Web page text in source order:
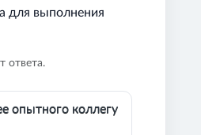
для выполнения
ответа.
опытного коллегу